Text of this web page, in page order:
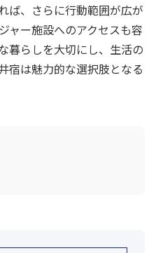
ば、さらに行動範囲が広が
ャー施設へのアクセスも容
暮らしを大切にし、生活の
宿は魅力的な選択肢となる